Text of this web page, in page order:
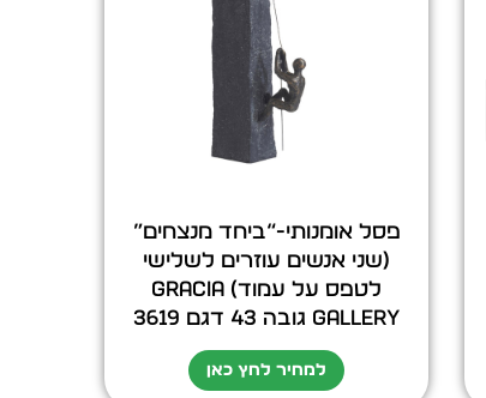
פסל אומנותי-“ביחד מנצחים”
(שני אנשים עוזרים לשלישי
לטפס על עמוד) GRACIA
GALLERY גובה 43 דגם 3619
למחיר לחץ כאן